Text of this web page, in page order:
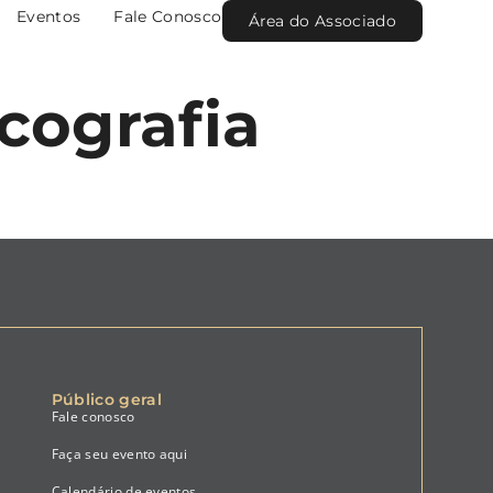
Eventos Fale Conosco Área do Associado
Público geral
Fale conosco
Faça seu evento aqui